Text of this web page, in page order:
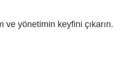
ve yönetimin keyfini çıkarın.